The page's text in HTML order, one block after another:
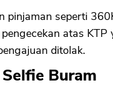
pinjaman seperti
atas
ditolak.
Buram